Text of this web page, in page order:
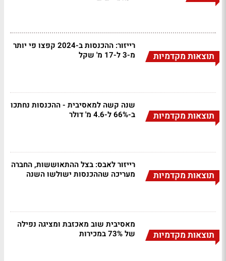
תוצאות מקדמיות
רייזור: ההכנסות ב-2024 קפצו פי יותר
מ-3 ל-17 מ' שקל
תוצאות מקדמיות
שנה קשה למאסיבית - ההכנסות נחתכו
ב-66% ל-4.6 מ' דולר
תוצאות מקדמיות
רייזור לאבס: בצל ההתאוששות, החברה
מעריכה שההכנסות ישולשו השנה
תוצאות מקדמיות
מאסיבית שוב מאכזבת ומציגה נפילה
של 73% במכירות